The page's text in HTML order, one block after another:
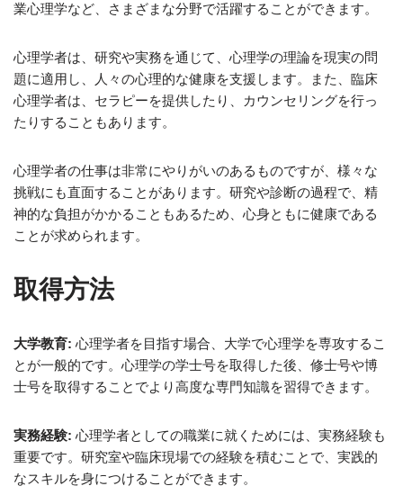
業心理学など、さまざまな分野で活躍することができます。
心理学者は、研究や実務を通じて、心理学の理論を現実の問
題に適用し、人々の心理的な健康を支援します。また、臨床
心理学者は、セラピーを提供したり、カウンセリングを行っ
たりすることもあります。
心理学者の仕事は非常にやりがいのあるものですが、様々な
挑戦にも直面することがあります。研究や診断の過程で、精
神的な負担がかかることもあるため、心身ともに健康である
ことが求められます。
取得方法
大学教育: 心理学者を目指す場合、大学で心理学を専攻するこ
とが一般的です。心理学の学士号を取得した後、修士号や博
士号を取得することでより高度な専門知識を習得できます。
実務経験: 心理学者としての職業に就くためには、実務経験も
重要です。研究室や臨床現場での経験を積むことで、実践的
なスキルを身につけることができます。